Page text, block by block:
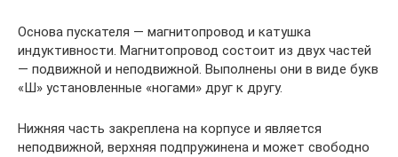
Основа пускателя — магнитопровод и катушка
индуктивности. Магнитопровод состоит из двух частей
— подвижной и неподвижной. Выполнены они в виде букв
«Ш» установленные «ногами» друг к другу.
Нижняя часть закреплена на корпусе и является
неподвижной, верхняя подпружинена и может свободно